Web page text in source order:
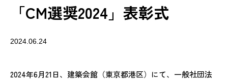
「CM選奨2024」表彰式
2024.06.24
2024年6月21日、建築会館（東京都港区）にて、一般社団法